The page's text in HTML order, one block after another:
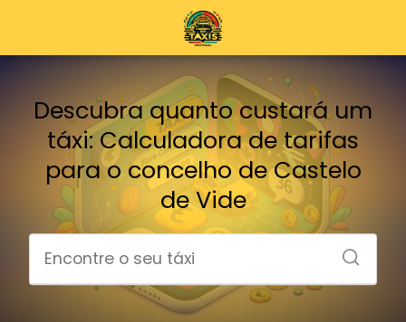
Descubra quanto custará um
táxi: Calculadora de tarifas
para o concelho de Castelo
de Vide